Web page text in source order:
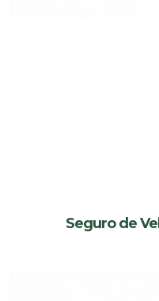
Seguro de